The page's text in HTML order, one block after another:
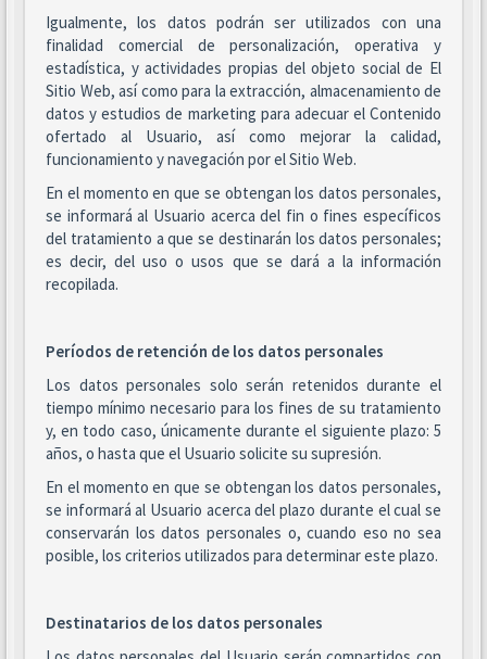
Igualmente, los datos podrán ser utilizados con una
finalidad comercial de personalización, operativa y
estadística, y actividades propias del objeto social de El
Sitio Web, así como para la extracción, almacenamiento de
datos y estudios de marketing para adecuar el Contenido
ofertado al Usuario, así como mejorar la calidad,
funcionamiento y navegación por el Sitio Web.
En el momento en que se obtengan los datos personales,
se informará al Usuario acerca del fin o fines específicos
del tratamiento a que se destinarán los datos personales;
es decir, del uso o usos que se dará a la información
recopilada.
Períodos de retención de los datos personales
Los datos personales solo serán retenidos durante el
tiempo mínimo necesario para los fines de su tratamiento
y, en todo caso, únicamente durante el siguiente plazo: 5
años, o hasta que el Usuario solicite su supresión.
En el momento en que se obtengan los datos personales,
se informará al Usuario acerca del plazo durante el cual se
conservarán los datos personales o, cuando eso no sea
posible, los criterios utilizados para determinar este plazo.
Destinatarios de los datos personales